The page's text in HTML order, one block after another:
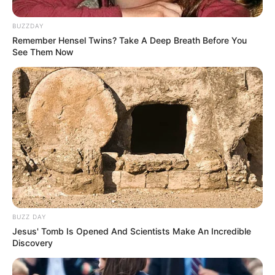
Ryōmen Sukuna
Hanami
Shoko Ieiri
Kazumi Miwa
Choso
Naobito Zenin
Kechizu
Kento Nanami
Mei Mei
Toge Inumaki
Mai Zen’in
BUZZDAY
Remember Hensel Twins? Take A Deep Breath Before You
See Them Now
BUZZ DAY
Jesus' Tomb Is Opened And Scientists Make An Incredible
Discovery